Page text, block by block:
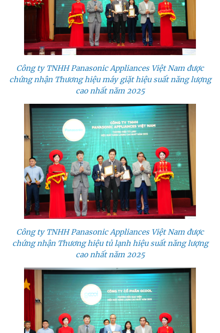
Công ty TNHH Panasonic Appliances Việt Nam được
chứng nhận Thương hiệu máy giặt hiệu suất năng lượng
cao nhất năm 2025
Công ty TNHH Panasonic Appliances Việt Nam được
chứng nhận Thương hiệu tủ lạnh hiệu suất năng lượng
cao nhất năm 2025